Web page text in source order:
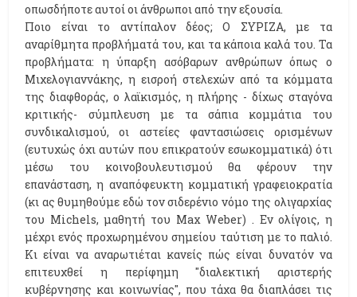
οπωσδήποτε αυτοί οι άνθρωποι από την εξουσία.
Ποιο είναι το αντίπαλον δέος; Ο ΣΥΡΙΖΑ, με τα
αναρίθμητα προβλήματά του, και τα κάποια καλά του. Τα
προβλήματα: η ύπαρξη ασόβαρων ανθρώπων όπως ο
Μιχελογιαννάκης, η εισροή στελεχών από τα κόμματα
της διαφθοράς, ο λαϊκισμός, η πλήρης - δίχως σταγόνα
κριτικής- σύμπλευση με τα σάπια κομμάτια του
συνδικαλισμού, οι αστείες φαντασιώσεις ορισμένων
(ευτυχώς όχι αυτών που επικρατούν εσωκομματικά) ότι
μέσω του κοινοβουλευτισμού θα φέρουν την
επανάσταση, η αναπόφευκτη κομματική γραφειοκρατία
(κι ας θυμηθούμε εδώ τον σιδερένιο νόμο της ολιγαρχίας
του Michels, μαθητή του Max Weber) . Εν ολίγοις, η
μέχρι ενός προχωρημένου σημείου ταύτιση με το παλιό.
Κι είναι να αναρωτιέται κανείς πώς είναι δυνατόν να
επιτευχθεί η περίφημη "διαλεκτική αριστερής
κυβέρνησης και κοινωνίας", που τάχα θα διαπλάσει τις